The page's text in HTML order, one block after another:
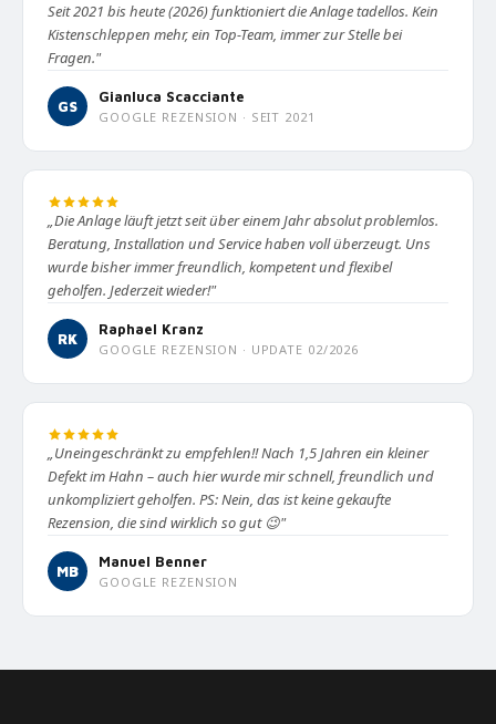
Seit 2021 bis heute (2026) funktioniert die Anlage tadellos. Kein
Kistenschleppen mehr, ein Top-Team, immer zur Stelle bei
Fragen."
GS
Gianluca Scacciante
GOOGLE REZENSION · SEIT 2021
„Die Anlage läuft jetzt seit über einem Jahr absolut problemlos.
Beratung, Installation und Service haben voll überzeugt. Uns
wurde bisher immer freundlich, kompetent und flexibel
geholfen. Jederzeit wieder!"
RK
Raphael Kranz
GOOGLE REZENSION · UPDATE 02/2026
„Uneingeschränkt zu empfehlen!! Nach 1,5 Jahren ein kleiner
Defekt im Hahn – auch hier wurde mir schnell, freundlich und
unkompliziert geholfen. PS: Nein, das ist keine gekaufte
Rezension, die sind wirklich so gut 😉"
MB
Manuel Benner
GOOGLE REZENSION